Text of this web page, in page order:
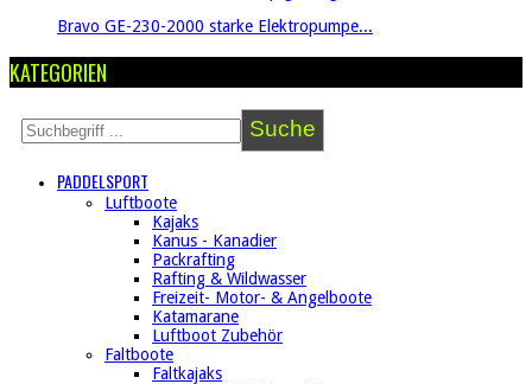
Bravo GE-230-2000 starke Elektropumpe...
KATEGORIEN
Suche
PADDELSPORT
Luftboote
Kajaks
Kanus - Kanadier
Packrafting
Rafting & Wildwasser
Freizeit- Motor- & Angelboote
Katamarane
Luftboot Zubehör
Faltboote
Faltkajaks